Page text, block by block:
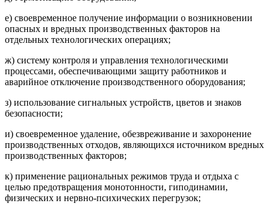
е) своевременное получение информации о возникновении
опасных и вредных производственных факторов на
отдельных технологических операциях;
ж) систему контроля и управления технологическими
процессами, обеспечивающими защиту работников и
аварийное отключение производственного оборудования;
з) использование сигнальных устройств, цветов и знаков
безопасности;
и) своевременное удаление, обезвреживание и захоронение
производственных отходов, являющихся источником вредных
производственных факторов;
к) применение рациональных режимов труда и отдыха с
целью предотвращения монотонности, гиподинамии,
физических и нервно-психических перегрузок;